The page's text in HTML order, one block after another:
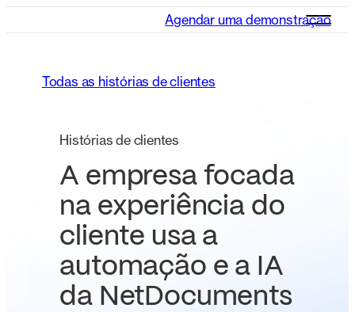
Agendar uma demonstração
Todas as histórias de clientes
Histórias de clientes
A empresa focada
na experiência do
cliente usa a
automação e a IA
da NetDocuments